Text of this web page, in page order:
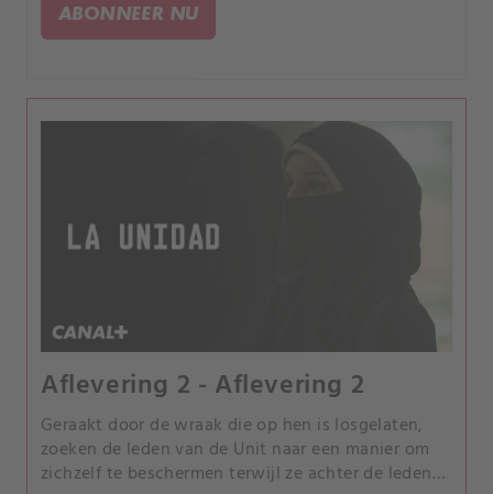
ABONNEER NU
Aflevering 2 - Aflevering 2
Geraakt door de wraak die op hen is losgelaten,
zoeken de leden van de Unit naar een manier om
zichzelf te beschermen terwijl ze achter de leden